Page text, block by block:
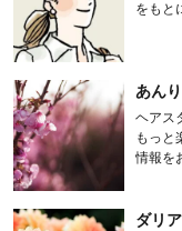
をもと
あんり
ヘアス
もっと
情報を
ダリ